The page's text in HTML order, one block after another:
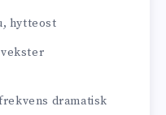
hytteost
dramatisk